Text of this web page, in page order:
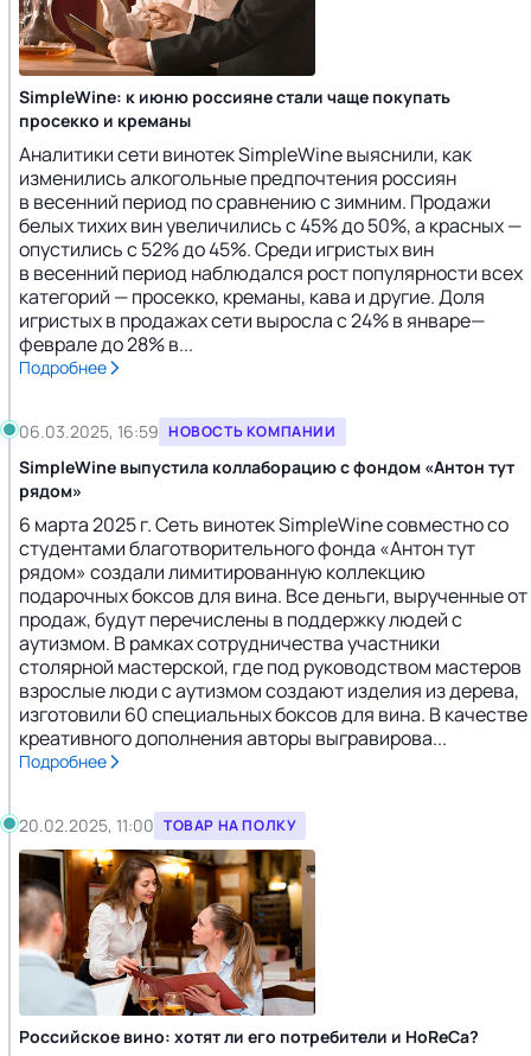
SimpleWine: к июню россияне стали чаще покупать
просекко и креманы
Аналитики сети винотек SimpleWine выяснили, как
изменились алкогольные предпочтения россиян
в весенний период по сравнению с зимним. Продажи
белых тихих вин увеличились с 45% до 50%, а красных —
опустились с 52% до 45%. Среди игристых вин
в весенний период наблюдался рост популярности всех
категорий — просекко, креманы, кава и другие. Доля
игристых в продажах сети выросла с 24% в январе—
феврале до 28% в...
Подробнее
06.03.2025, 16:59 НОВОСТЬ КОМПАНИИ
SimpleWine выпустила коллаборацию с фондом «Антон тут
рядом»
6 марта 2025 г. Сеть винотек SimpleWine совместно со
студентами благотворительного фонда «Антон тут
рядом» создали лимитированную коллекцию
подарочных боксов для вина. Все деньги, вырученные от
продаж, будут перечислены в поддержку людей с
аутизмом. В рамках сотрудничества участники
столярной мастерской, где под руководством мастеров
взрослые люди с аутизмом создают изделия из дерева,
изготовили 60 специальных боксов для вина. В качестве
креативного дополнения авторы выгравирова...
Подробнее
20.02.2025, 11:00 ТОВАР НА ПОЛКУ
Российское вино: хотят ли его потребители и HoReCa?